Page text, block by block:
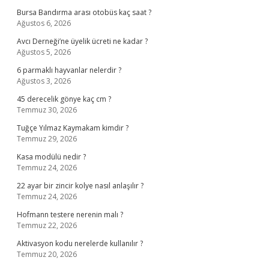
Bursa Bandırma arası otobüs kaç saat ?
Ağustos 6, 2026
Avcı Derneği’ne üyelik ücreti ne kadar ?
Ağustos 5, 2026
6 parmaklı hayvanlar nelerdir ?
Ağustos 3, 2026
45 derecelik gönye kaç cm ?
Temmuz 30, 2026
Tuğçe Yılmaz Kaymakam kimdir ?
Temmuz 29, 2026
Kasa modülü nedir ?
Temmuz 24, 2026
22 ayar bir zincir kolye nasıl anlaşılır ?
Temmuz 24, 2026
Hofmann testere nerenin malı ?
Temmuz 22, 2026
Aktivasyon kodu nerelerde kullanılır ?
Temmuz 20, 2026